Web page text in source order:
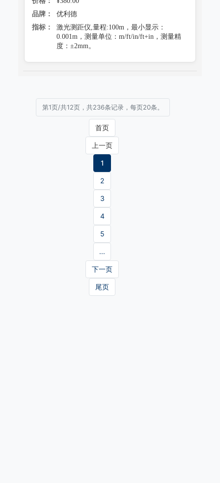
品牌：
优利德
指标：
激光测距仪,量程:100m，最小显示：
0.001m，测量单位：m/ft/in/ft+in，测量精
度：±2mm。
第1页/共12页，共236条记录，每页20条。
首页
上一页
1
2
3
4
5
...
下一页
尾页